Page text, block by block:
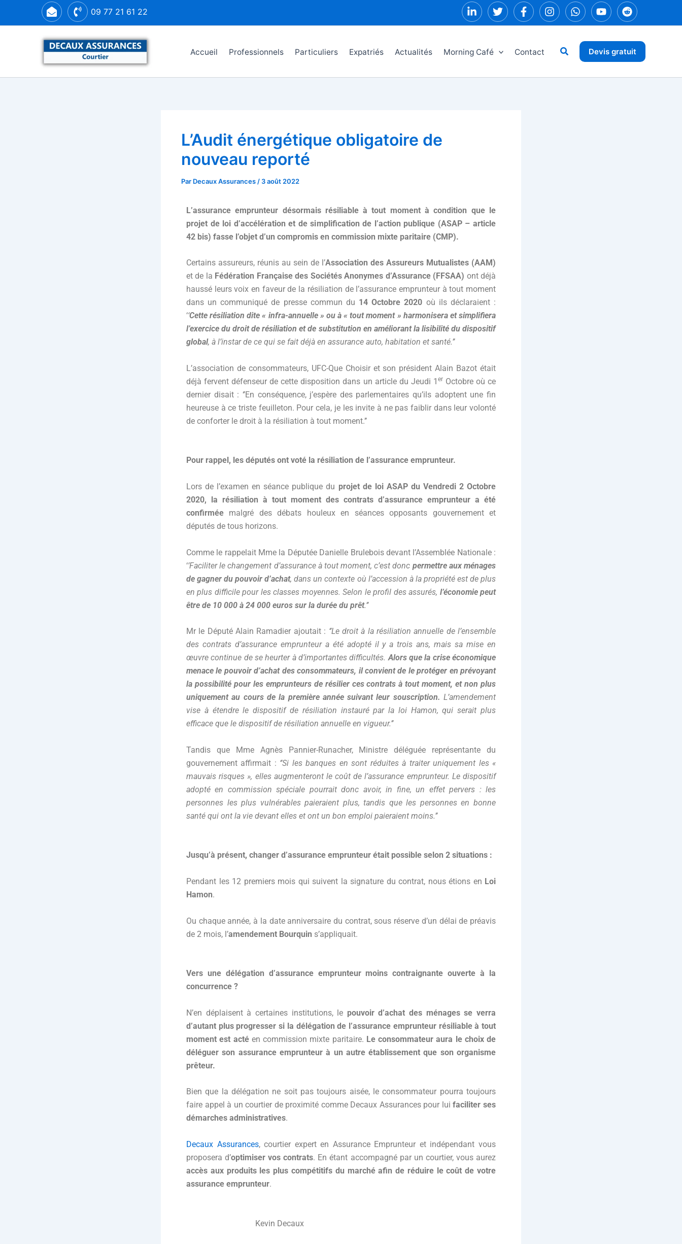
09 77 21 61 22
Accueil Professionnels Particuliers Expatriés Actualités Morning Café Contact RechercherDevis gratuit
L’Audit énergétique obligatoire de
nouveau reporté
Par Decaux Assurances / 3 août 2022
L’assurance emprunteur désormais résiliable à tout moment à condition que le
projet de loi d’accélération et de simplification de l’action publique (ASAP – article
42 bis) fasse l’objet d’un compromis en commission mixte paritaire (CMP).
Certains assureurs, réunis au sein de l’Association des Assureurs Mutualistes (AAM)
et de la Fédération Française des Sociétés Anonymes d’Assurance (FFSAA) ont déjà
haussé leurs voix en faveur de la résiliation de l’assurance emprunteur à tout moment
dans un communiqué de presse commun du 14 Octobre 2020 où ils déclaraient :
‘‘Cette résiliation dite « infra-annuelle » ou à « tout moment » harmonisera et simplifiera
l’exercice du droit de résiliation et de substitution en améliorant la lisibilité du dispositif
global, à l’instar de ce qui se fait déjà en assurance auto, habitation et santé.’’
L’association de consommateurs, UFC-Que Choisir et son président Alain Bazot était
déjà fervent défenseur de cette disposition dans un article du Jeudi 1 erOctobre où ce
dernier disait : ‘’En conséquence, j’espère des parlementaires qu’ils adoptent une fin
heureuse à ce triste feuilleton. Pour cela, je les invite à ne pas faiblir dans leur volonté
de conforter le droit à la résiliation à tout moment.’’
Pour rappel, les députés ont voté la résiliation de l’assurance emprunteur.
Lors de l’examen en séance publique du projet de loi ASAP du Vendredi 2 Octobre
2020, la résiliation à tout moment des contrats d’assurance emprunteur a été
confirmée malgré des débats houleux en séances opposants gouvernement et
députés de tous horizons.
Comme le rappelait Mme la Députée Danielle Brulebois devant l’Assemblée Nationale :
‘’Faciliter le changement d’assurance à tout moment, c’est donc permettre aux ménages
de gagner du pouvoir d’achat, dans un contexte où l’accession à la propriété est de plus
en plus difficile pour les classes moyennes. Selon le profil des assurés, l’économie peut
être de 10 000 à 24 000 euros sur la durée du prêt.’’
Mr le Député Alain Ramadier ajoutait : ‘’Le droit à la résiliation annuelle de l’ensemble
des contrats d’assurance emprunteur a été adopté il y a trois ans, mais sa mise en
œuvre continue de se heurter à d’importantes difficultés.Alors que la crise économique
menace le pouvoir d’achat des consommateurs, il convient de le protéger en prévoyant
la possibilité pour les emprunteurs de résilier ces contrats à tout moment, et non plus
uniquement au cours de la première année suivant leur souscription. L’amendement
vise à étendre le dispositif de résiliation instauré par la loi Hamon, qui serait plus
efficace que le dispositif de résiliation annuelle en vigueur.’’
Tandis que Mme Agnès Pannier-Runacher, Ministre déléguée représentante du
gouvernement affirmait : ‘’Si les banques en sont réduites à traiter uniquement les «
mauvais risques », elles augmenteront le coût de l’assurance emprunteur. Le dispositif
adopté en commission spéciale pourrait donc avoir, in fine, un effet pervers : les
personnes les plus vulnérables paieraient plus, tandis que les personnes en bonne
santé qui ont la vie devant elles et ont un bon emploi paieraient moins.’’
Jusqu’à présent, changer d’assurance emprunteur était possible selon 2 situations :
Pendant les 12 premiers mois qui suivent la signature du contrat, nous étions en Loi
Hamon.
Ou chaque année, à la date anniversaire du contrat, sous réserve d’un délai de préavis
de 2 mois, l’amendement Bourquin s’appliquait.
Vers une délégation d’assurance emprunteur moins contraignante ouverte à la
concurrence ?
N’en déplaisent à certaines institutions, le pouvoir d’achat des ménages se verra
d’autant plus progresser si la délégation de l’assurance emprunteur résiliable à tout
moment est actéen commission mixte paritaire. Le consommateur aura le choix de
déléguer son assurance emprunteur à un autre établissement que son organisme
prêteur.
Bien que la délégation ne soit pas toujours aisée, le consommateur pourra toujours
faire appel à un courtier de proximité comme Decaux Assurances pour luifaciliter ses
démarches administratives.
Decaux Assurances, courtier expert en Assurance Emprunteur et indépendant vous
proposera d’optimiser vos contrats. En étant accompagné par un courtier, vous aurez
accès aux produits les plus compétitifs du marché afin de réduire le coût de votre
assurance emprunteur.
Kevin Decaux